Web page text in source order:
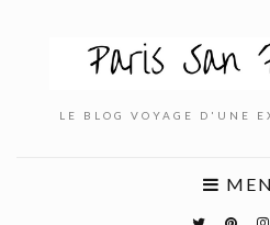
LE BLOG VOYAGE D'UNE